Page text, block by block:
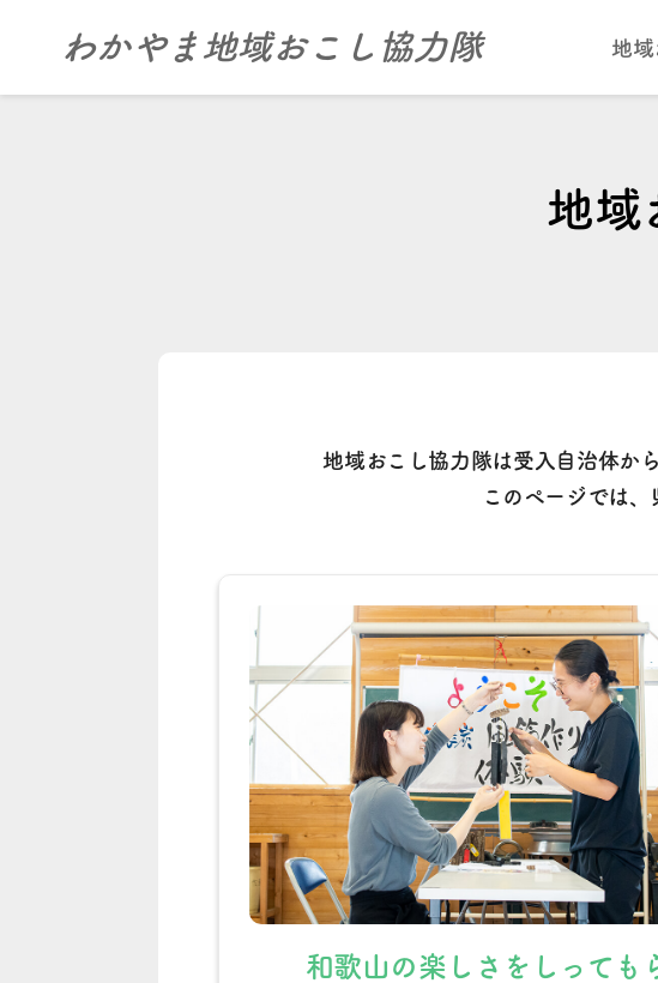
わかやま地域おこし協力隊 地
地域
地域おこし協力隊は受入自治体か
このページでは、
和歌山の楽しさをしっても